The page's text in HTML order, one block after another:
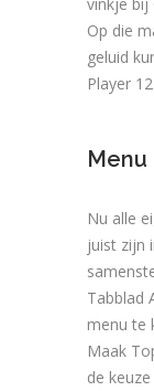
Op die
geluid
Player 12.
Nu alle
juist zijn
Tabblad
menu te
Maak
de